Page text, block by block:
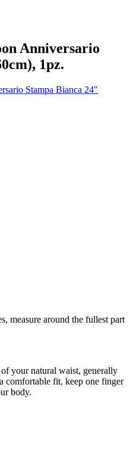
Anniversario
1pz.
measure around the fullest part
your natural waist, generally
comfortable fit, keep one finger
body.